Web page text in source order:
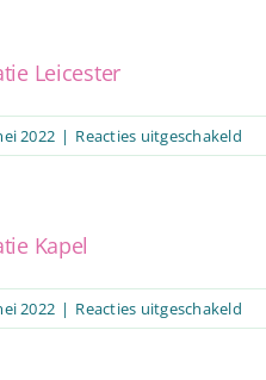
Leicester
2022 | Reacties uitgeschakeldvoor
1e
Kapel
2022 | Reacties uitgeschakeldvoor
1e